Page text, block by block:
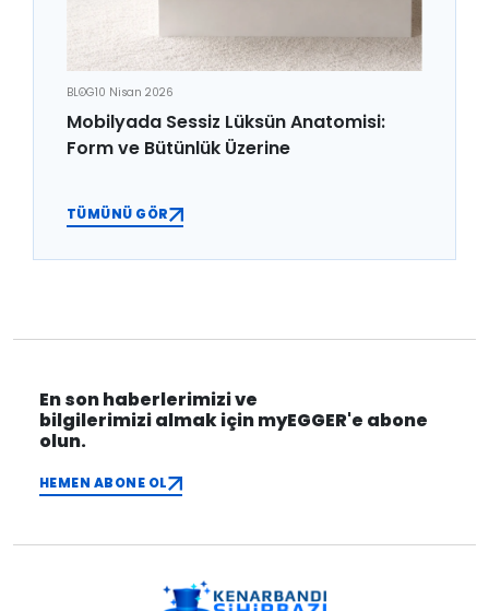
BLOG10 Nisan 2026
Mobilyada Sessiz Lüksün Anatomisi:
Form ve Bütünlük Üzerine
TÜMÜNÜ GÖR
En son haberlerimizi ve
bilgilerimizi almak için myEGGER'e abone
olun.
HEMEN ABONE OL